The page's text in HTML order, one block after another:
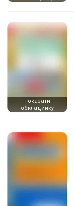
показати
обкладинку